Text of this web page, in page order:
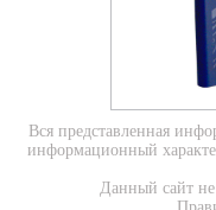
Вся представленная
информационный
Данный сайт не